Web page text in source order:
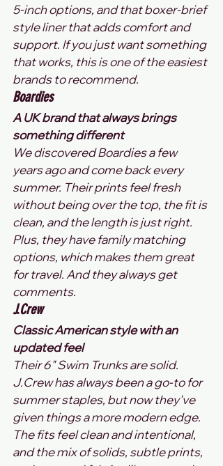
5-inch options, and that boxer-brief
style liner that adds comfort and
support. If you just want something
that works, this is one of the easiest
brands to recommend.
Boardies
A UK brand that always brings
something different
We discovered Boardies a few
years ago and come back every
summer. Their prints feel fresh
without being over the top, the fit is
clean, and the length is just right.
Plus, they have family matching
options, which makes them great
for travel. And they always get
comments.
J.Crew
Classic American style with an
updated feel
Their 6" Swim Trunks are solid.
J.Crew has always been a go-to for
summer staples, but now they've
given things a more modern edge.
The fits feel clean and intentional,
and the mix of solids, subtle prints,